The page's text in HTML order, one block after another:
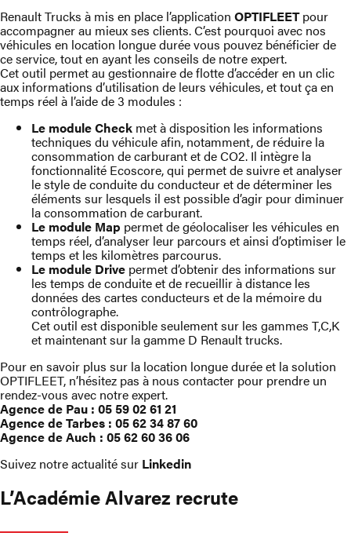
Renault Trucks à mis en place l’application OPTIFLEETpour
accompagner au mieux ses clients. C’est pourquoi avec nos
véhicules en location longue durée vous pouvez bénéficier de
ce service, tout en ayant les conseils de notre expert.
Cet outil permet au gestionnaire de flotte d’accéder en un clic
aux informations d’utilisation de leurs véhicules, et tout ça en
temps réel à l’aide de 3 modules :
Le module Check met à disposition les informations
techniques du véhicule afin, notamment, de réduire la
consommation de carburant et de CO2. Il intègre la
fonctionnalité Ecoscore, qui permet de suivre et analyser
le style de conduite du conducteur et de déterminer les
éléments sur lesquels il est possible d’agir pour diminuer
la consommation de carburant.
Le module Map permet de géolocaliser les véhicules en
temps réel, d’analyser leur parcours et ainsi d’optimiser le
temps et les kilomètres parcourus.
Le module Drive permet d’obtenir des informations sur
les temps de conduite et de recueillir à distance les
données des cartes conducteurs et de la mémoire du
contrôlographe.
Cet outil est disponible seulement sur les gammes T,C,K
et maintenant sur la gamme D Renault trucks.
Pour en savoir plus sur la location longue durée et la solution
OPTIFLEET, n’hésitez pas à nous contacter pour prendre un
rendez-vous avec notre expert.
Agence de Pau : 05 59 02 61 21
Agence de Tarbes : 05 62 34 87 60
Agence de Auch : 05 62 60 36 06
Suivez notre actualité sur Linkedin
L’Académie Alvarez recrute